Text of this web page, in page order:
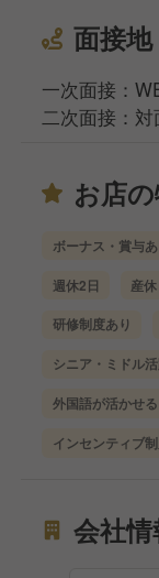
面接地
一次面接：
二次面接：対
お店
ボーナス・賞与あ
週休2日 産
研修制度あり
シニア・ミドル
外国語が活かせる
インセンティブ
会社情